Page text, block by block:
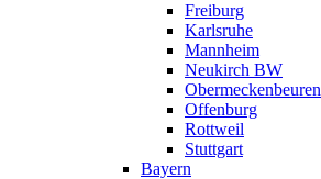
Freiburg
Karlsruhe
Mannheim
Neukirch BW
Obermeckenbeuren
Offenburg
Rottweil
Stuttgart
Bayern